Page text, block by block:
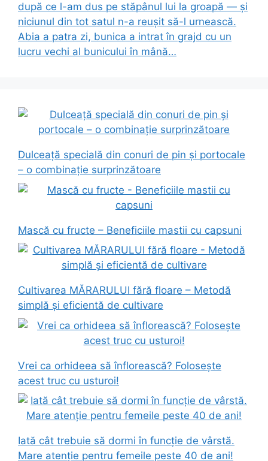
după ce l-am dus pe stăpânul lui la groapă — și
niciunul din tot satul n-a reușit să-l urnească.
Abia a patra zi, bunica a intrat în grajd cu un
lucru vechi al bunicului în mână…
Dulceață specială din conuri de pin și portocale
– o combinație surprinzătoare
Mască cu fructe – Beneficiile mastii cu capsuni
Cultivarea MĂRARULUI fără floare – Metodă
simplă și eficientă de cultivare
Vrei ca orhideea să înflorească? Folosește
acest truc cu usturoi!
Iată cât trebuie să dormi în funcție de vârstă.
Mare atenție pentru femeile peste 40 de ani!